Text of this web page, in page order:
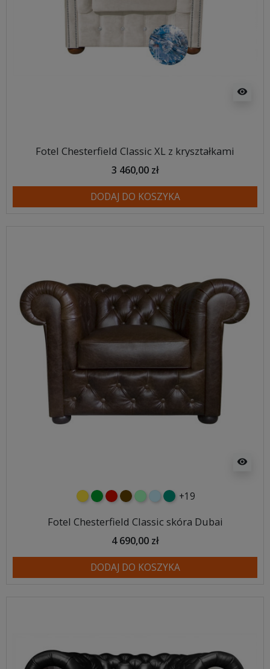
visibility
Fotel Chesterfield Classic XL z kryształkami
3 460,00 zł
DODAJ DO KOSZYKA
visibility
żółtyzielonyczerwony
czekoladowy
miętowybłękitny
turkusowy
+19
Fotel Chesterfield Classic skóra Dubai
4 690,00 zł
DODAJ DO KOSZYKA